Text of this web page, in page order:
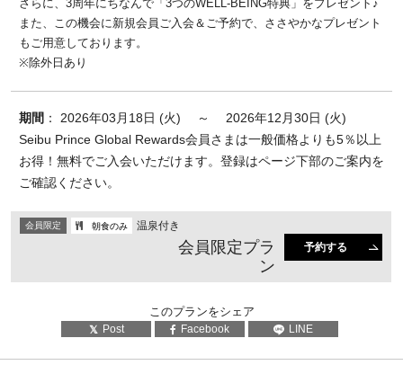
さらに、3周年にちなんで「3つのWELL-BEING特典」をプレゼント♪
また、この機会に新規会員ご入会＆ご予約で、ささやかなプレゼント
もご用意しております。
※除外日あり
期間 ： 2026年03月18日 (火) ～ 2026年12月30日 (火)
Seibu Prince Global Rewards会員さまは一般価格よりも5％以上
お得！無料でご入会いただけます。登録はページ下部のご案内を
ご確認ください。
会員限定 朝食のみ 温泉付き
会員限定プラ
ン
予約する
このプランをシェア
Post Facebook LINE